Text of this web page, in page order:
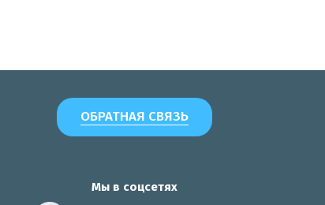
ОБРАТНАЯ СВЯЗЬ
Мы в соцсетях